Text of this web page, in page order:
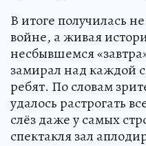
В итоге получилась
войне, а живая
несбывшемся
замирал над каждой
ребят. По словам
удалось растрогать
слёз даже у самых
спектакля зал